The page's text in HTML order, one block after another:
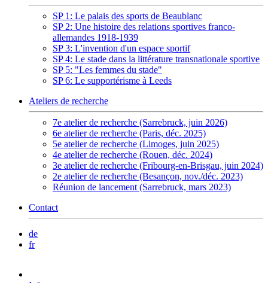
SP 1: Le palais des sports de Beaublanc
SP 2: Une histoire des relations sportives franco-
allemandes 1918-1939
SP 3: L'invention d'un espace sportif
SP 4: Le stade dans la littérature transnationale sportive
SP 5: "Les femmes du stade"
SP 6: Le supportérisme à Leeds
Ateliers de recherche
7e atelier de recherche (Sarrebruck, juin 2026)
6e atelier de recherche (Paris, déc. 2025)
5e atelier de recherche (Limoges, juin 2025)
4e atelier de recherche (Rouen, déc. 2024)
3e atelier de recherche (Fribourg-en-Brisgau, juin 2024)
2e atelier de recherche (Besançon, nov./déc. 2023)
Réunion de lancement (Sarrebruck, mars 2023)
Contact
de
fr